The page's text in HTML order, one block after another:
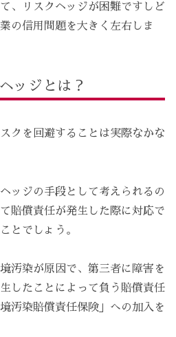
、リスクヘッジが困難ですしど
の信用問題を大きく左右しま
ッジとは？
クを回避することは実際なかな
ッジの手段として考えられるの
賠償責任が発生した際に対応で
とでしょう。
汚染が原因で、第三者に障害を
したことによって負う賠償責任
汚染賠償責任保険」への加入を